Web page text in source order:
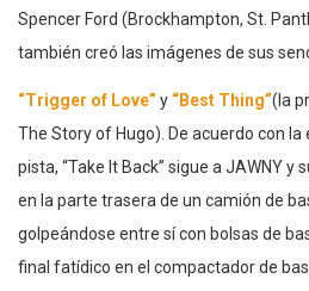
Spencer Ford (Brockhampton, St.
también creó las imágenes de sus
“Trigger of Love” y “Best Thing”(la
The Story of Hugo). De acuerdo con
pista, “Take It Back” sigue a JAWNY y
en la parte trasera de un camión de
golpeándose entre sí con bolsas de
final fatídico en el compactador de